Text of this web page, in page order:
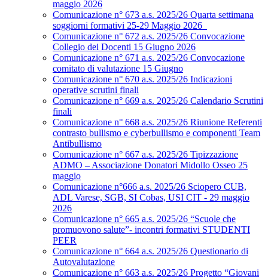
maggio 2026
Comunicazione n° 673 a.s. 2025/26 Quarta settimana
soggiorni formativi 25-29 Maggio 2026
Comunicazione n° 672 a.s. 2025/26 Convocazione
Collegio dei Docenti 15 Giugno 2026
Comunicazione n° 671 a.s. 2025/26 Convocazione
comitato di valutazione 15 Giugno
Comunicazione n° 670 a.s. 2025/26 Indicazioni
operative scrutini finali
Comunicazione n° 669 a.s. 2025/26 Calendario Scrutini
finali
Comunicazione n° 668 a.s. 2025/26 Riunione Referenti
contrasto bullismo e cyberbullismo e componenti Team
Antibullismo
Comunicazione n° 667 a.s. 2025/26 Tipizzazione
ADMO – Associazione Donatori Midollo Osseo 25
maggio
Comunicazione n°666 a.s. 2025/26 Sciopero CUB,
ADL Varese, SGB, SI Cobas, USI CIT - 29 maggio
2026
Comunicazione n° 665 a.s. 2025/26 “Scuole che
promuovono salute”- incontri formativi STUDENTI
PEER
Comunicazione n° 664 a.s. 2025/26 Questionario di
Autovalutazione
Comunicazione n° 663 a.s. 2025/26 Progetto “Giovani